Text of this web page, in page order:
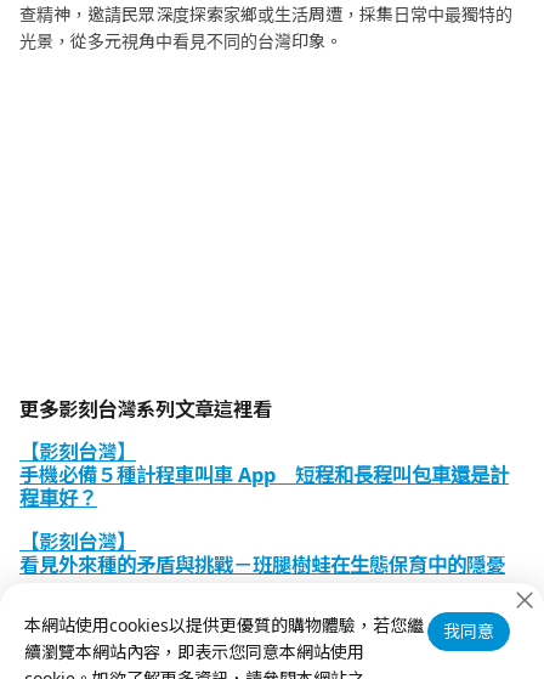
查精神，邀請民眾深度探索家鄉或生活周遭，採集日常中最獨特的
光景，從多元視角中看見不同的台灣印象。
更多影刻台灣系列文章這裡看
【影刻台灣】
手機必備５種計程車叫車 App 短程和長程叫包車還是計
程車好？
【影刻台灣】
看見外來種的矛盾與挑戰－班腿樹蛙在生態保育中的隱憂
【影刻台灣】台灣的建醮習俗 民間信仰的傳承與延續
本網站使用cookies以提供更優質的購物體驗，若您繼
續瀏覽本網站內容，即表示您同意本網站使用
我同意